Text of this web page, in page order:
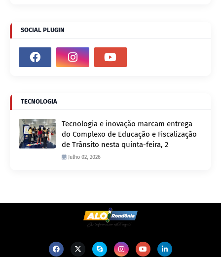
SOCIAL PLUGIN
TECNOLOGIA
Tecnologia e inovação marcam entrega
do Complexo de Educação e Fiscalização
de Trânsito nesta quinta-feira, 2
Julho 02, 2026